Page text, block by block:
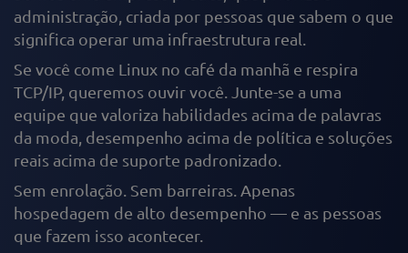
administração, criada por pessoas que sabem o que
significa operar uma infraestrutura real.
Se você come Linux no café da manhã e respira
TCP/IP, queremos ouvir você. Junte-se a uma
equipe que valoriza habilidades acima de palavras
da moda, desempenho acima de política e soluções
reais acima de suporte padronizado.
Sem enrolação. Sem barreiras. Apenas
hospedagem de alto desempenho — e as pessoas
que fazem isso acontecer.